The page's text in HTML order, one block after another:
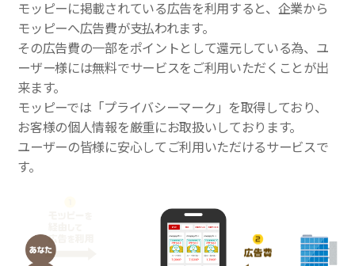
モッピーに掲載されている広告を利用すると、企業から
モッピーへ広告費が支払われます。
その広告費の一部をポイントとして還元している為、ユ
ーザー様には無料でサービスをご利用いただくことが出
来ます。
モッピーでは「プライバシーマーク」を取得しており、
お客様の個人情報を厳重にお取扱いしております。
ユーザーの皆様に安心してご利用いただけるサービスで
す。